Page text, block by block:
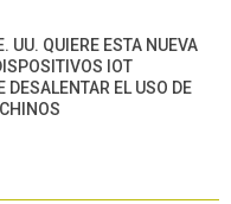
UU. QUIERE ESTA NUEVA
IOT
DESALENTAR EL USO DE